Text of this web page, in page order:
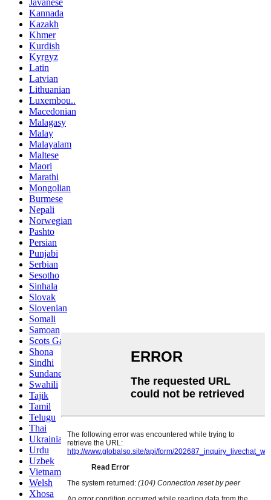
Javanese
Kannada
Kazakh
Khmer
Kurdish
Kyrgyz
Latin
Latvian
Lithuanian
Luxembou..
Macedonian
Malagasy
Malay
Malayalam
Maltese
Maori
Marathi
Mongolian
Burmese
Nepali
Norwegian
Pashto
Persian
Punjabi
Serbian
Sesotho
Sinhala
Slovak
Slovenian
Somali
Samoan
Scots Gaelic
Shona
Sindhi
Sundanese
Swahili
Tajik
Tamil
Telugu
Thai
Ukrainian
Urdu
Uzbek
Vietnamese
Welsh
Xhosa